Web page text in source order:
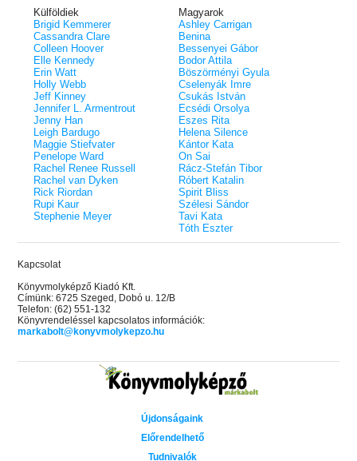
Külföldiek
Brigid Kemmerer
Cassandra Clare
Colleen Hoover
Elle Kennedy
Erin Watt
Holly Webb
Jeff Kinney
Jennifer L. Armentrout
Jenny Han
Leigh Bardugo
Maggie Stiefvater
Penelope Ward
Rachel Renee Russell
Rachel van Dyken
Rick Riordan
Rupi Kaur
Stephenie Meyer
Magyarok
Ashley Carrigan
Benina
Bessenyei Gábor
Bodor Attila
Böszörményi Gyula
Cselenyák Imre
Csukás István
Ecsédi Orsolya
Eszes Rita
Helena Silence
Kántor Kata
On Sai
Rácz-Stefán Tibor
Róbert Katalin
Spirit Bliss
Szélesi Sándor
Tavi Kata
Tóth Eszter
Kapcsolat
Könyvmolyképző Kiadó Kft.
Címünk: 6725 Szeged, Dobó u. 12/B
Telefon: (62) 551-132
Könyvrendeléssel kapcsolatos információk:
markabolt@konyvmolykepzo.hu
Újdonságaink
Előrendelhető
Tudnivalók